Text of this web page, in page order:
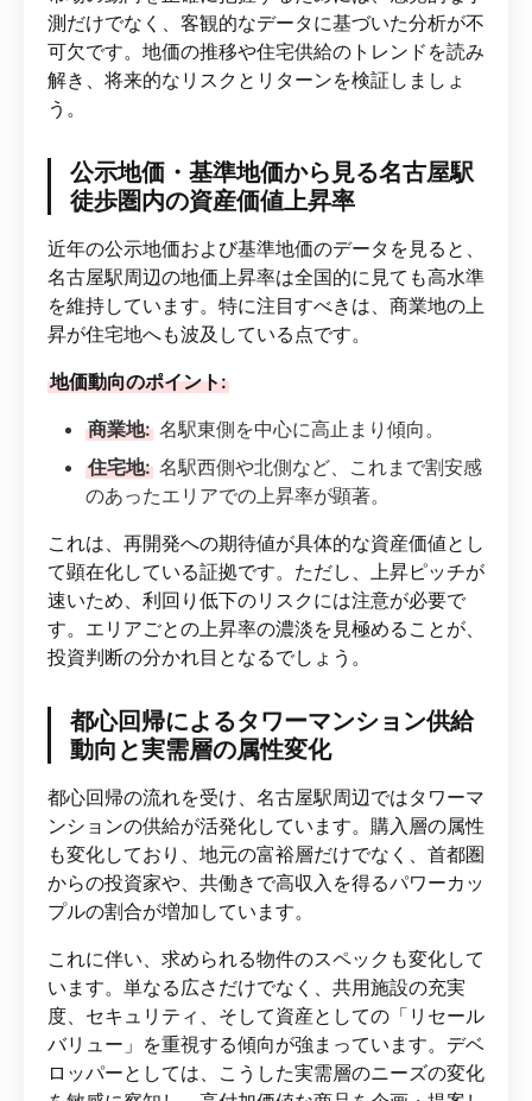
測だけでなく、客観的なデータに基づいた分析が不
可欠です。地価の推移や住宅供給のトレンドを読み
解き、将来的なリスクとリターンを検証しましょ
う。
公示地価・基準地価から見る名古屋駅
徒歩圏内の資産価値上昇率
近年の公示地価および基準地価のデータを見ると、
名古屋駅周辺の地価上昇率は全国的に見ても高水準
を維持しています。特に注目すべきは、商業地の上
昇が住宅地へも波及している点です。
地価動向のポイント:
商業地: 名駅東側を中心に高止まり傾向。
住宅地: 名駅西側や北側など、これまで割安感
のあったエリアでの上昇率が顕著。
これは、再開発への期待値が具体的な資産価値とし
て顕在化している証拠です。ただし、上昇ピッチが
速いため、利回り低下のリスクには注意が必要で
す。エリアごとの上昇率の濃淡を見極めることが、
投資判断の分かれ目となるでしょう。
都心回帰によるタワーマンション供給
動向と実需層の属性変化
都心回帰の流れを受け、名古屋駅周辺ではタワーマ
ンションの供給が活発化しています。購入層の属性
も変化しており、地元の富裕層だけでなく、首都圏
からの投資家や、共働きで高収入を得るパワーカッ
プルの割合が増加しています。
これに伴い、求められる物件のスペックも変化して
います。単なる広さだけでなく、共用施設の充実
度、セキュリティ、そして資産としての「リセール
バリュー」を重視する傾向が強まっています。デベ
ロッパーとしては、こうした実需層のニーズの変化